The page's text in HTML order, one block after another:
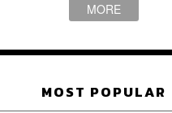
เคชันต่างๆ ที่คุณสะดวกหรือใช้
MORE
MOST POPULAR